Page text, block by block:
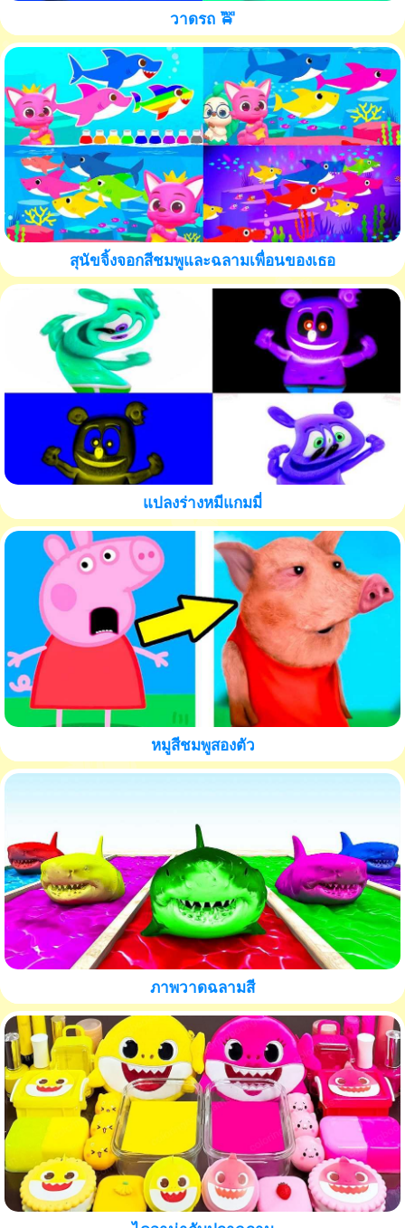
วาดรถ 🚖
สุนัขจิ้งจอกสีชมพูและฉลามเพื่อนของเธอ
แปลงร่างหมีแกมมี่
หมูสีชมพูสองตัว
ภาพวาดฉลามสี